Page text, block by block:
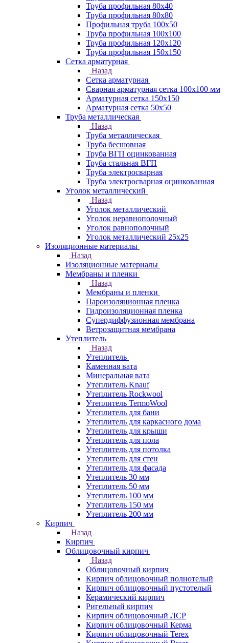
Труба профильная 80х40
Труба профильная 80х80
Профильная труба 100х50
Труба профильная 100х100
Труба профильная 120х120
Труба профильная 150х150
Сетка арматурная
Назад
Сетка арматурная
Сварная арматурная сетка 100х100 мм
Арматурная сетка 150х150
Арматурная сетка 50х50
Труба металлическая
Назад
Труба металлическая
Труба бесшовная
Труба ВГП оцинкованная
Труба стальная ВГП
Труба электросварная
Труба электросварная оцинкованная
Уголок металлический
Назад
Уголок металлический
Уголок неравнополочный
Уголок равнополочный
Уголок металлический 25х25
Изоляционные материалы
Назад
Изоляционные материалы
Мембраны и пленки
Назад
Мембраны и пленки
Пароизоляционная пленка
Гидроизоляционная пленка
Супердиффузионная мембрана
Ветрозащитная мембрана
Утеплитель
Назад
Утеплитель
Каменная вата
Минеральная вата
Утеплитель Knauf
Утеплитель Rockwool
Утеплитель TermoWool
Утеплитель для бани
Утеплитель для каркасного дома
Утеплитель для крыши
Утеплитель для пола
Утеплитель для потолка
Утеплитель для стен
Утеплитель для фасада
Утеплитель 30 мм
Утеплитель 50 мм
Утеплитель 100 мм
Утеплитель 150 мм
Утеплитель 200 мм
Кирпич
Назад
Кирпич
Облицовочный кирпич
Назад
Облицовочный кирпич
Кирпич облицовочный полнотелый
Кирпич облицовочный пустотелый
Керамический кирпич
Ригельный кирпич
Кирпич облицовочный ЛСР
Кирпич облицовочный Керма
Кирпич облицовочный Terex